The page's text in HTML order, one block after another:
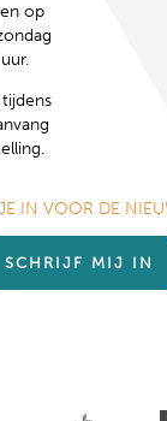
op
IN VOOR DE
SCHRIJF MIJ IN